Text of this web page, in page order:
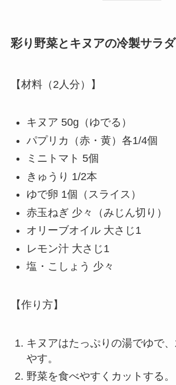
彩り野菜とキヌアの冷製サラダ
【材料（2人分）】
キヌア 50g（ゆでる）
パプリカ（赤・黄）各1/4個
ミニトマト 5個
きゅうり 1/2本
ゆで卵 1個（スライス）
赤玉ねぎ 少々（みじん切り）
オリーブオイル 大さじ1
レモン汁 大さじ1
塩・こしょう 少々
【作り方】
キヌアはたっぷりの湯でゆで
やす。
野菜を食べやすくカットする。